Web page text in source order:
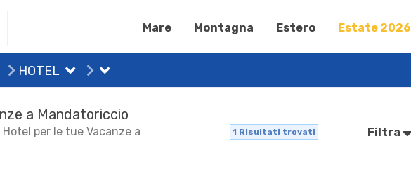
Mare Montagna Estero Estate 2026
HOTEL
a Mandatoriccio
per le tue Vacanze a
1 Risultati trovati Filtra